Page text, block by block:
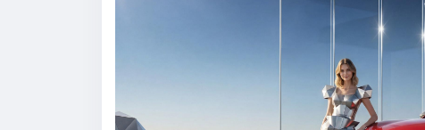
производители, скажем как Toyota и Honda
Какое главное достоинство китайских машин?
смогут предоставить любые другие
плохим, то сегодня многие бренды из КНР
Германия или Япония. Одновременно следует